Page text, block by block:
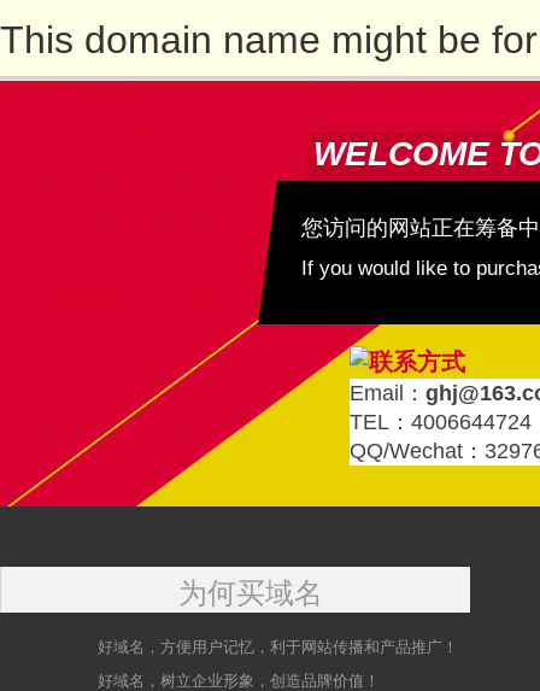
This domain name might be
WELCOME
您访问的网站正在筹备
If you would like to
Email：
TEL：4006644724
QQ/Wechat：
为何买域名
好域名，方便用户记忆，利于网站传播和产品推广！
好域名，树立企业形象，创造品牌价值！